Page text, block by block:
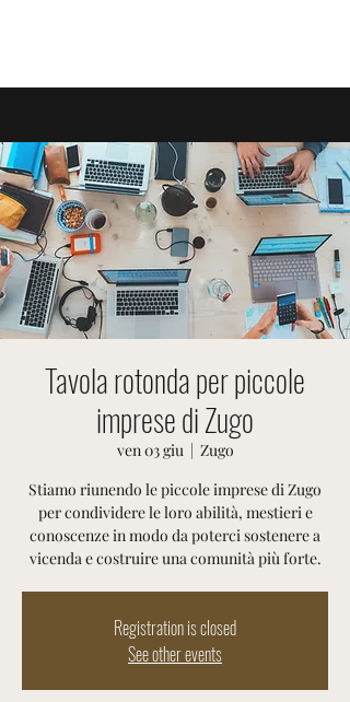
Tavola rotonda per piccole
imprese di Zugo
ven 03 giu
  |
Zugo
Stiamo riunendo le piccole imprese di Zugo
per condividere le loro abilità, mestieri e
conoscenze in modo da poterci sostenere a
vicenda e costruire una comunità più forte.
Registration is closed
See other events